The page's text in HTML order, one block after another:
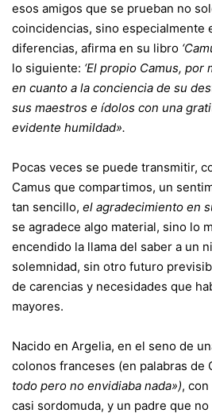
esos amigos que se prueban no
coincidencias, sino especialmente
diferencias, afirma en su libro
lo siguiente: ‘El propio Camus,
en cuanto a la conciencia de su
sus maestros e ídolos con una
evidente humildad».
Pocas veces se puede transmitir,
Camus que compartimos, un
tan sencillo, el agradecimiento en
se agradece algo material, sino lo
encendido la llama del saber a un
solemnidad, sin otro futuro
de carencias y necesidades que
mayores.
Nacido en Argelia, en el seno de
colonos franceses (en palabras de
todo pero no envidiaba nada»),
casi sordomuda, y un padre que